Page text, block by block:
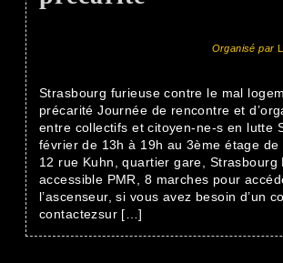
Organisé par
Strasbourg furieuse contre le mal
précarité Journée de rencontre et
entre collectifs et citoyen-ne-s en lutte
février de 13h à 19h au 3ème étage de
12 rue Kuhn, quartier gare, Strasbourg
accessible PMR, 8 marches pour
l’ascenseur, si vous avez besoin d’un
contactezsur […]